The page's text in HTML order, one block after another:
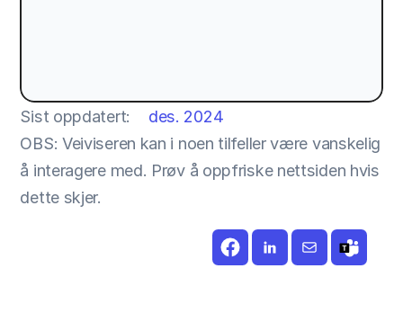
Sist oppdatert:
des. 2024
OBS: Veiviseren kan i noen tilfeller være vanskelig
å interagere med. Prøv å oppfriske nettsiden hvis
dette skjer.